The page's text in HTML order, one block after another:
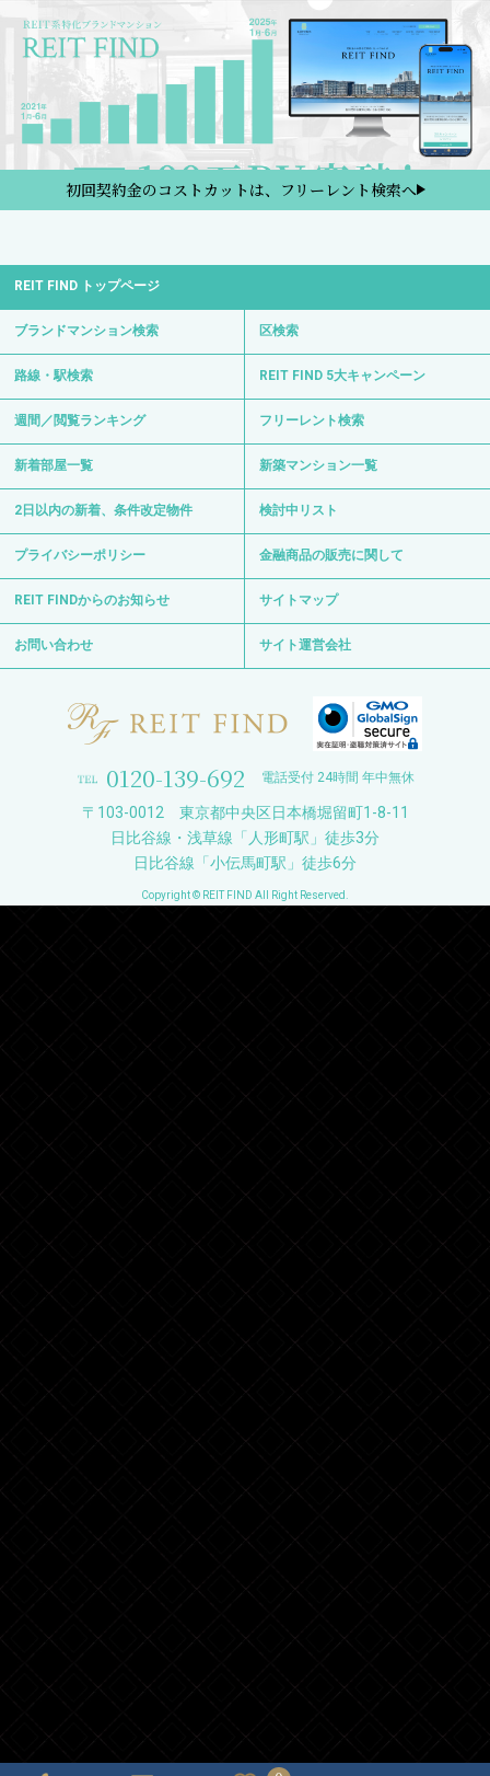
初回契約金のコストカットは、フリーレント検索へ
REIT FIND トップページ
ブランドマンション検索 区検索
路線・駅検索 REIT FIND 5大キャンペーン
週間／閲覧ランキング フリーレント検索
新着部屋一覧 新築マンション一覧
2日以内の新着、条件改定物件 検討中リスト
プライバシーポリシー 金融商品の販売に関して
REIT FINDからのお知らせ サイトマップ
お問い合わせ サイト運営会社
0120-139-692 電話受付 24時間 年中無休
〒103-0012 東京都中央区日本橋堀留町1-8-11
日比谷線・浅草線「人形町駅」徒歩3分
日比谷線「小伝馬町駅」徒歩6分
Copyright © REIT FIND All Right Reserved.